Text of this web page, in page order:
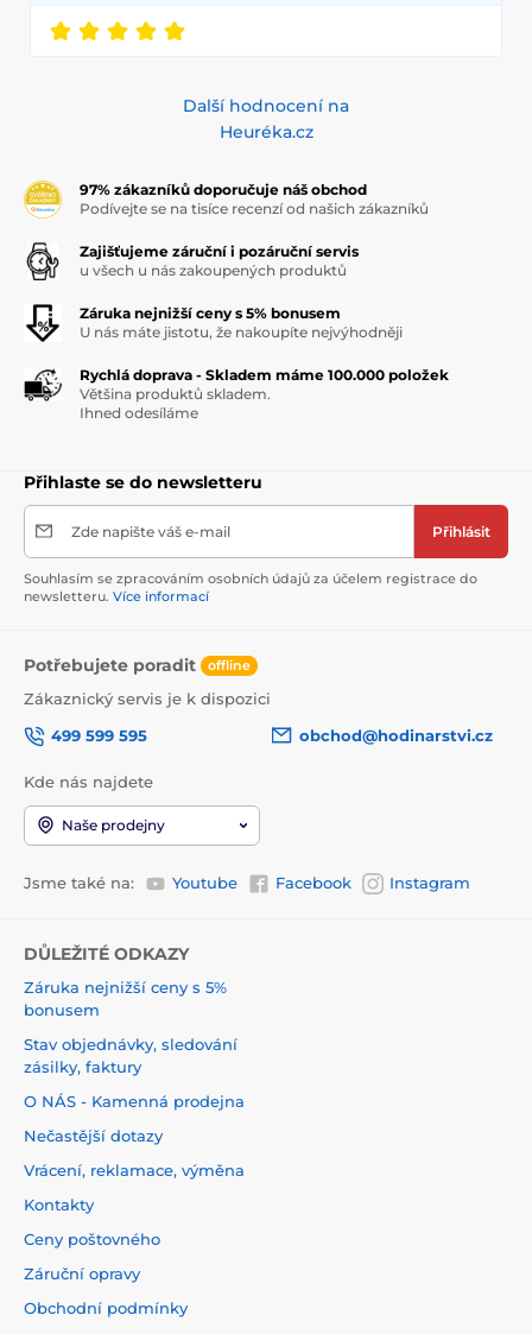
Další hodnocení na
Heuréka.cz
97% zákazníků doporučuje náš obchod
Podívejte se na tisíce recenzí od našich zákazníků
Zajišťujeme záruční i pozáruční servis
u všech u nás zakoupených produktů
Záruka nejnižší ceny s 5% bonusem
U nás máte jistotu, že nakoupíte nejvýhodněji
Rychlá doprava - Skladem máme 100.000 položek
Většina produktů skladem.
Ihned odesíláme
Přihlaste se do newsletteru
Zde napište váš e-mail Přihlásit
Souhlasím se zpracováním osobních údajů za účelem registrace do
newsletteru. Více informací
Potřebujete poradit offline
Zákaznický servis je k dispozici
499 599 595
obchod@hodinarstvi.cz
Kde nás najdete
Naše prodejny
Jsme také na: Youtube Facebook Instagram
DŮLEŽITÉ ODKAZY
Záruka nejnižší ceny s 5%
bonusem
Stav objednávky, sledování
zásilky, faktury
O NÁS - Kamenná prodejna
Nečastější dotazy
Vrácení, reklamace, výměna
Kontakty
Ceny poštovného
Záruční opravy
Obchodní podmínky